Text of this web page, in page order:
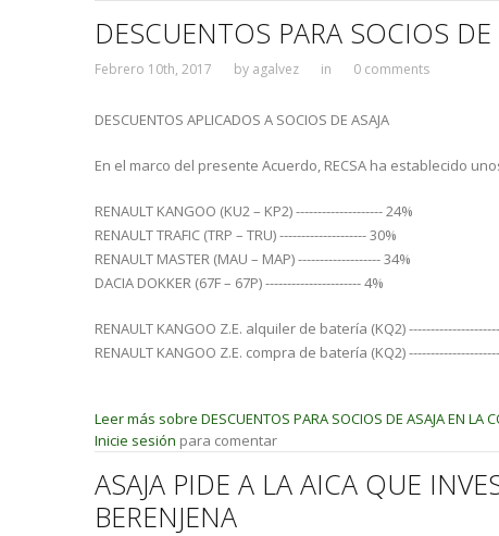
DESCUENTOS PARA SOCIOS
Febrero 10th, 2017 by agalvez in 0 comments
DESCUENTOS APLICADOS A SOCIOS DE ASAJA
En el marco del presente Acuerdo, RECSA ha establecido
RENAULT KANGOO (KU2 – KP2) -------------------- 24%
RENAULT TRAFIC (TRP – TRU) -------------------- 30%
RENAULT MASTER (MAU – MAP) ------------------- 34%
DACIA DOKKER (67F – 67P) ---------------------- 4%
RENAULT KANGOO Z.E. alquiler de batería (KQ2)
RENAULT KANGOO Z.E. compra de batería (KQ2)
Leer más sobre DESCUENTOS PARA SOCIOS DE ASAJA EN LA
Inicie sesión para comentar
ASAJA PIDE A LA AICA QUE
BERENJENA